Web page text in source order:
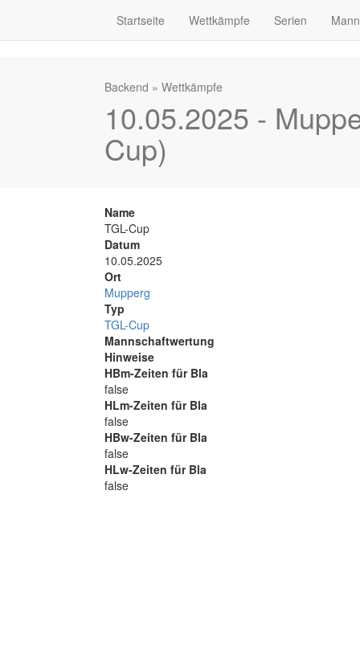
Startseite Wettkämpfe Serien
Backend » Wettkämpfe
10.05.2025 -
Cup)
Name
TGL-Cup
Datum
10.05.2025
Ort
Mupperg
Typ
TGL-Cup
Mannschaftwertung
Hinweise
HBm-Zeiten für Bla
false
HLm-Zeiten für Bla
false
HBw-Zeiten für Bla
false
HLw-Zeiten für Bla
false